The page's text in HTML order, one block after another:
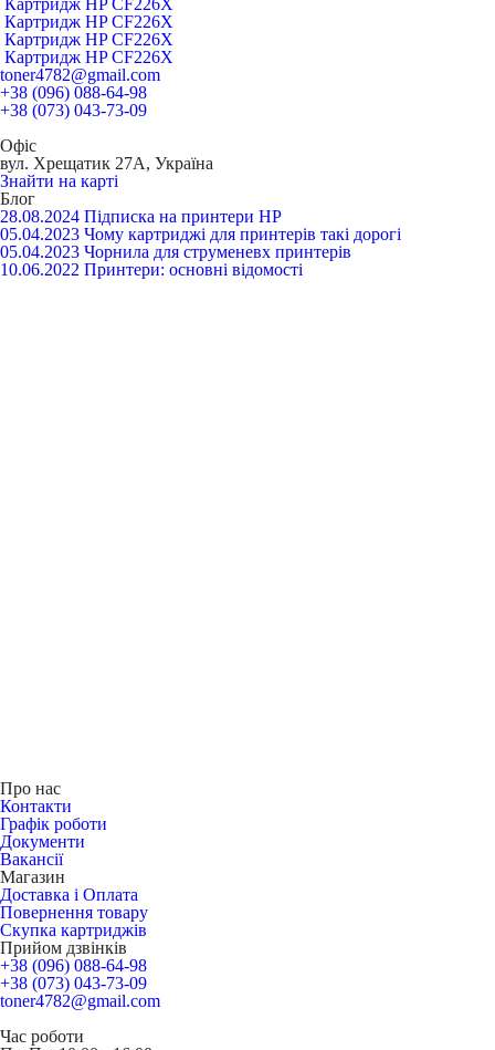
Картридж HP CF226X
Картридж HP CF226X
Картридж HP CF226X
Картридж HP CF226X
toner4782@gmail.com
+38 (096) 088-64-98
+38 (073) 043-73-09
Офіс
вул. Хрещатик 27А, Україна
Знайти на карті
Блог
28.08.2024 Підписка на принтери HP
05.04.2023 Чому картриджі для принтерів такі дорогі
05.04.2023 Чорнила для струменевх принтерів
10.06.2022 Принтери: основні відомості
Про нас
Контакти
Графік роботи
Документи
Вакансії
Магазин
Доставка і Оплата
Повернення товару
Скупка картриджів
Прийом дзвінків
+38 (096) 088-64-98
+38 (073) 043-73-09
toner4782@gmail.com
Час роботи